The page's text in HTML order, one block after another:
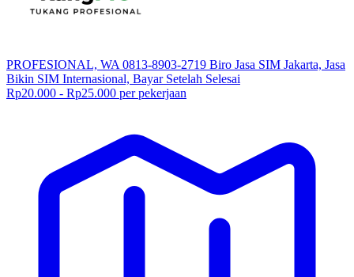
PROFESIONAL, WA 0813-8903-2719 Biro Jasa SIM Jakarta, Jasa
Bikin SIM Internasional, Bayar Setelah Selesai
Rp20.000 - Rp25.000 per pekerjaan